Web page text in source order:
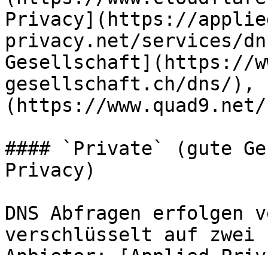
Privacy](https://
privacy.net/services/
Gesellschaft](https://
gesellschaft.ch/dns/),
(https://
#### `Private` (gute
Privacy)
DNS Abfragen
verschlüsselt auf zwei